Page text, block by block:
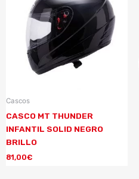
Cascos
CASCO MT THUNDER
INFANTIL SOLID NEGRO
BRILLO
81,00€